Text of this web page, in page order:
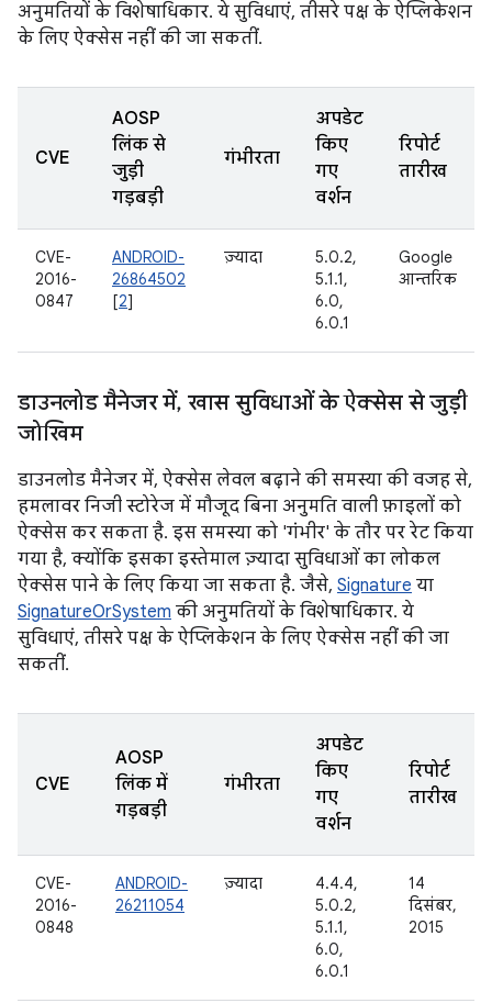
अनुमतियों के विशेषाधिकार. ये सुविधाएं, तीसरे पक्ष के ऐप्लिकेशन
के लिए ऐक्सेस नहीं की जा सकतीं.
CVE
AOSP
लिंक से
जुड़ी
गड़बड़ी
गंभीरता
अपडेट
किए
गए
वर्शन
रिपोर्ट
तारीख
CVE-
2016-
0847
ANDROID-
26864502
[2]
ज़्यादा
5.0.2,
5.1.1,
6.0,
6.0.1
Google
आन्तरिक
डाउनलोड मैनेजर में, खास सुविधाओं के ऐक्सेस से जुड़ी
जोखिम
डाउनलोड मैनेजर में, ऐक्सेस लेवल बढ़ाने की समस्या की वजह से,
हमलावर निजी स्टोरेज में मौजूद बिना अनुमति वाली फ़ाइलों को
ऐक्सेस कर सकता है. इस समस्या को 'गंभीर' के तौर पर रेट किया
गया है, क्योंकि इसका इस्तेमाल ज़्यादा सुविधाओं का लोकल
ऐक्सेस पाने के लिए किया जा सकता है. जैसे, Signature या
SignatureOrSystem की अनुमतियों के विशेषाधिकार. ये
सुविधाएं, तीसरे पक्ष के ऐप्लिकेशन के लिए ऐक्सेस नहीं की जा
सकतीं.
CVE
AOSP
लिंक में
गड़बड़ी
गंभीरता
अपडेट
किए
गए
वर्शन
रिपोर्ट
तारीख
CVE-
2016-
0848
ANDROID-
26211054
ज़्यादा
4.4.4,
5.0.2,
5.1.1,
6.0,
6.0.1
14
दिसंबर,
2015